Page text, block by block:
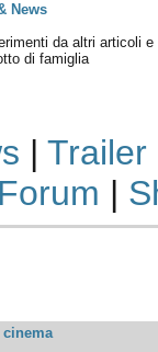
News
da altri articoli e
di famiglia
| Trailer
Forum |